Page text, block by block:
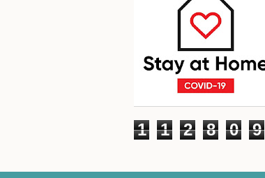
1 1 2 8 0 9